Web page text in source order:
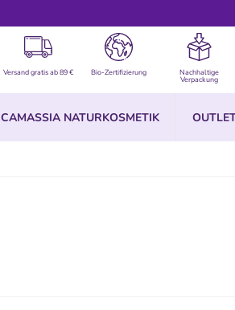
Versand gratis ab 89 € Bio-Zertifizierung Nachhaltige
Verpackung
CAMASSIA NATURKOSMETIK